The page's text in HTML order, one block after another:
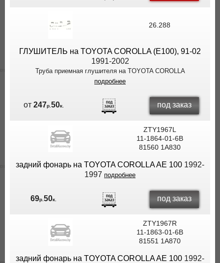
26.288
ГЛУШИТЕЛЬ на TOYOTA COROLLA (E100), 91-02
1991-2002
Труба приемная глушителя на TOYOTA COROLLA
подробнее
от 247р. 50к. под заказ
ZTY1967L
11-1864-01-6B
81560 1A830
задний фонарь на TOYOTA COROLLA AE 100 1992-
1997 подробнее
69р.50к. под заказ
ZTY1967R
11-1863-01-6B
81551 1A870
задний фонарь на TOYOTA COROLLA AE 100 1992-